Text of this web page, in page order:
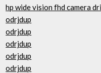
hp wide vision fhd camera
odrjdup
odrjdup
odrjdup
odrjdup
odrjdup